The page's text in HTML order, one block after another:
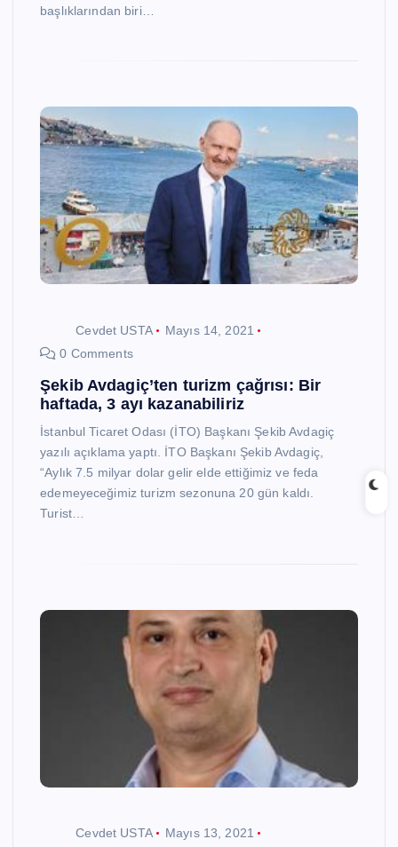
başlıklarından biri…
Cevdet USTA
Mayıs 14, 2021
0 Comments
Şekib Avdagiç’ten turizm çağrısı: Bir
haftada, 3 ayı kazanabiliriz
İstanbul Ticaret Odası (İTO) Başkanı Şekib Avdagiç
yazılı açıklama yaptı. İTO Başkanı Şekib Avdagiç,
“Aylık 7.5 milyar dolar gelir elde ettiğimiz ve feda
edemeyeceğimiz turizm sezonuna 20 gün kaldı.
Turist…
Cevdet USTA
Mayıs 13, 2021